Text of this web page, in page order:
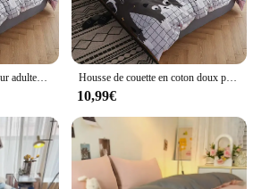
Housse de couette en coton doux pour enfants et adultes, 1 pièce, couvre-lit simple, double, Queen Size, King Size, 150x200, 180x220, 200x230, 220x240
10,99€